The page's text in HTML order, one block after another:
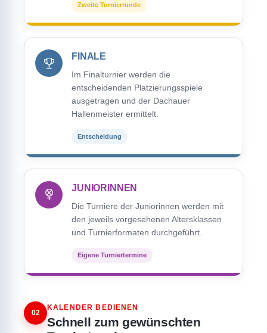
Zweite Turnierrunde
FINALE
Im Finalturnier werden die
entscheidenden Platzierungsspiele
ausgetragen und der Dachauer
Hallenmeister ermittelt.
Entscheidung
JUNIORINNEN
Die Turniere der Juniorinnen werden mit
den jeweils vorgesehenen Altersklassen
und Turnierformaten durchgeführt.
Eigene Turniertermine
02
KALENDER BEDIENEN
Schnell zum gewünschten